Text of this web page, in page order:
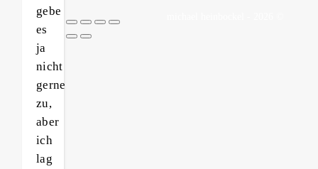
gebe
es
ja
nicht
gerne
zu,
aber
ich
lag